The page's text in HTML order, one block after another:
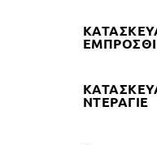
ΝΤΕΡΑΓΙΈ